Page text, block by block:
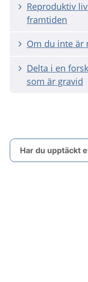
Reproduktiv
framtiden
Om du inte är
Delta i en
som är gravid
Har du upptäckt